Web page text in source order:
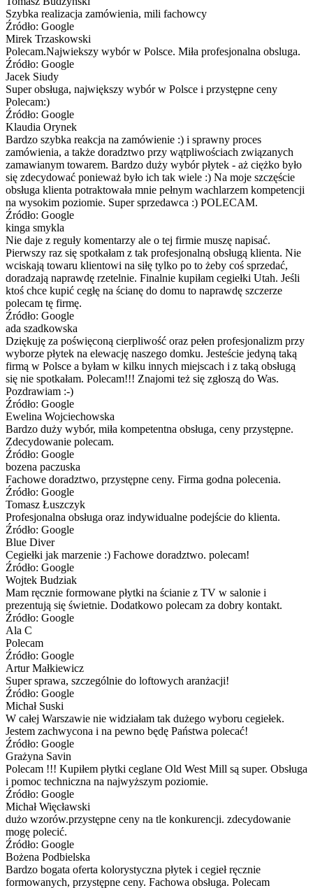
Szybka realizacja zamówienia, mili fachowcy
Źródło: Google
Mirek Trzaskowski
Polecam.Najwiekszy wybór w Polsce. Miła profesjonalna obsluga.
Źródło: Google
Jacek Siudy
Super obsługa, największy wybór w Polsce i przystępne ceny
Polecam:)
Źródło: Google
Klaudia Orynek
Bardzo szybka reakcja na zamówienie :) i sprawny proces
zamówienia, a także doradztwo przy wątpliwościach związanych
zamawianym towarem. Bardzo duży wybór płytek - aż ciężko było
się zdecydować ponieważ było ich tak wiele :) Na moje szczęście
obsługa klienta potraktowała mnie pełnym wachlarzem kompetencji
na wysokim poziomie. Super sprzedawca :) POLECAM.
Źródło: Google
kinga smykla
Nie daje z reguły komentarzy ale o tej firmie muszę napisać.
Pierwszy raz się spotkałam z tak profesjonalną obsługą klienta. Nie
wciskają towaru klientowi na siłę tylko po to żeby coś sprzedać,
doradzają naprawdę rzetelnie. Finalnie kupiłam cegiełki Utah. Jeśli
ktoś chce kupić cegłę na ścianę do domu to naprawdę szczerze
polecam tę firmę.
Źródło: Google
ada szadkowska
Dziękuję za poświęconą cierpliwość oraz pełen profesjonalizm przy
wyborze płytek na elewację naszego domku. Jesteście jedyną taką
firmą w Polsce a byłam w kilku innych miejscach i z taką obsługą
się nie spotkałam. Polecam!!! Znajomi też się zgłoszą do Was.
Pozdrawiam :-)
Źródło: Google
Ewelina Wojciechowska
Bardzo duży wybór, miła kompetentna obsługa, ceny przystępne.
Zdecydowanie polecam.
Źródło: Google
bozena paczuska
Fachowe doradztwo, przystępne ceny. Firma godna polecenia.
Źródło: Google
Tomasz Łuszczyk
Profesjonalna obsługa oraz indywidualne podejście do klienta.
Źródło: Google
Blue Diver
Cegiełki jak marzenie :) Fachowe doradztwo. polecam!
Źródło: Google
Wojtek Budziak
Mam ręcznie formowane płytki na ścianie z TV w salonie i
prezentują się świetnie. Dodatkowo polecam za dobry kontakt.
Źródło: Google
Ala C
Polecam
Źródło: Google
Artur Małkiewicz
Super sprawa, szczególnie do loftowych aranżacji!
Źródło: Google
Michał Suski
W całej Warszawie nie widziałam tak dużego wyboru cegiełek.
Jestem zachwycona i na pewno będę Państwa polecać!
Źródło: Google
Grażyna Savin
Polecam !!! Kupiłem płytki ceglane Old West Mill są super. Obsługa
i pomoc techniczna na najwyższym poziomie.
Źródło: Google
Michał Więcławski
dużo wzorów.przystępne ceny na tle konkurencji. zdecydowanie
mogę polecić.
Źródło: Google
Bożena Podbielska
Bardzo bogata oferta kolorystyczna płytek i cegieł ręcznie
formowanych, przystępne ceny. Fachowa obsługa. Polecam